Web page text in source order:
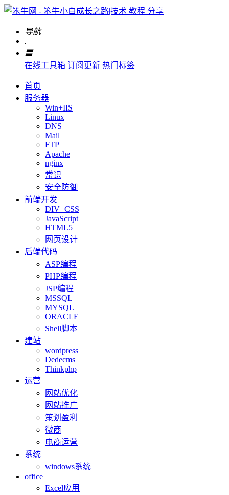
导航
.
〓
在线工具箱 订阅更新 热门标签
首页
服务器
Win+IIS
Linux
DNS
Mail
FTP
Apache
nginx
常识
安全防御
前端开发
DIV+CSS
JavaScript
HTML5
网页设计
后端代码
ASP编程
PHP编程
JSP编程
MSSQL
MYSQL
ORACLE
Shell脚本
建站
wordpress
Dedecms
Thinkphp
运营
网站优化
网站推广
策划盈利
微商
电商运营
系统
windows系统
office
Excel应用